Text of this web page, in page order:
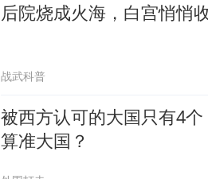
后院烧成火海，白宫悄悄
战武科普
被西方认可的大国只有4
算准大国？